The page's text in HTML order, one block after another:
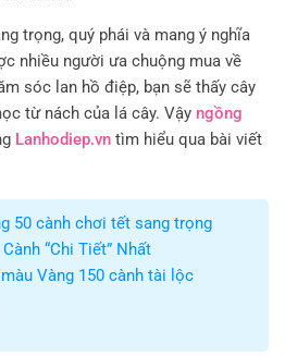
trọng, quý phái và mang ý nghĩa
nhiều người ưa chuộng mua về
sóc lan hồ điệp, bạn sẽ thấy cây
từ nách của lá cây. Vậy ngồng
Lanhodiep.vn tìm hiểu qua bài viết
50 cành chơi tết sang trọng
“Chi Tiết” Nhất
Vàng 150 cành tài lộc